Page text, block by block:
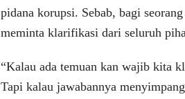
pidana korupsi. Sebab, bagi
meminta klarifikasi dari seluruh
“Kalau ada temuan kan wajib kita
Tapi kalau jawabannya